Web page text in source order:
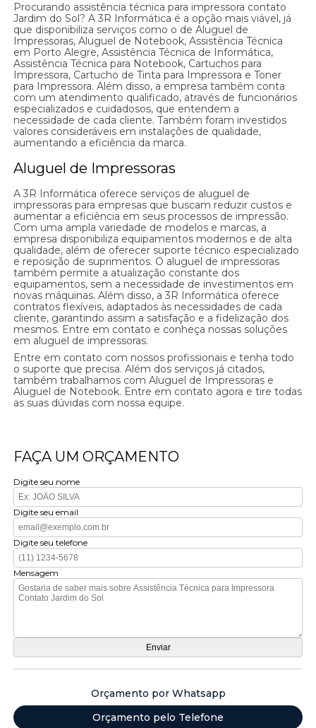
Procurando assistência técnica para impressora contato
Jardim do Sol? A 3R Informática é a opção mais viável, já
que disponibiliza serviços como o de Aluguel de
Impressoras, Aluguel de Notebook, Assistência Técnica
em Porto Alegre, Assistência Técnica de Informática,
Assistência Técnica para Notebook, Cartuchos para
Impressora, Cartucho de Tinta para Impressora e Toner
para Impressora. Além disso, a empresa também conta
com um atendimento qualificado, através de funcionários
especializados e cuidadosos, que entendem a
necessidade de cada cliente. Também foram investidos
valores consideráveis em instalações de qualidade,
aumentando a eficiência da marca.
Aluguel de Impressoras
A 3R Informática oferece serviços de aluguel de
impressoras para empresas que buscam reduzir custos e
aumentar a eficiência em seus processos de impressão.
Com uma ampla variedade de modelos e marcas, a
empresa disponibiliza equipamentos modernos e de alta
qualidade, além de oferecer suporte técnico especializado
e reposição de suprimentos. O aluguel de impressoras
também permite a atualização constante dos
equipamentos, sem a necessidade de investimentos em
novas máquinas. Além disso, a 3R Informática oferece
contratos flexíveis, adaptados às necessidades de cada
cliente, garantindo assim a satisfação e a fidelização dos
mesmos. Entre em contato e conheça nossas soluções
em aluguel de impressoras.
Entre em contato com nossos profissionais e tenha todo
o suporte que precisa. Além dos serviços já citados,
também trabalhamos com Aluguel de Impressoras e
Aluguel de Notebook. Entre em contato agora e tire todas
as suas dúvidas com nossa equipe.
FAÇA UM ORÇAMENTO
Digite seu nome
Digite seu email
Digite seu telefone
Mensagem
Orçamento por Whatsapp
Orçamento pelo Telefone